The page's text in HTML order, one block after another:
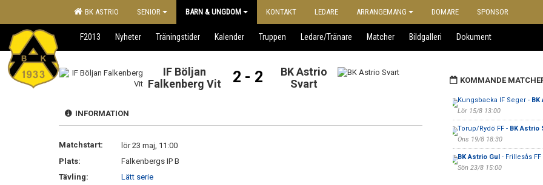
BK ASTRIO SENIOR BARN & UNGDOM KONTAKT LEDARE ARRANGEMANG DOMARE SPONSOR
F2013 Nyheter Träningstider Kalender Truppen Ledare/Tränare Matcher Bildgalleri Dokument
IF Böljan
Falkenberg Vit
2 - 2
BK Astrio
Svart
INFORMATION
Matchstart:
lör 23 maj, 11:00
Plats:
Falkenbergs IP B
Tävling:
Lätt serie
KOMMANDE
Kungsbacka IF Seger - BK
Lör 15/8 13:00
Torup/Rydö FF - BK Astrio
Ons 19/8 18:30
BK Astrio Gul- Frillesås FF
Sön 23/8 15:00